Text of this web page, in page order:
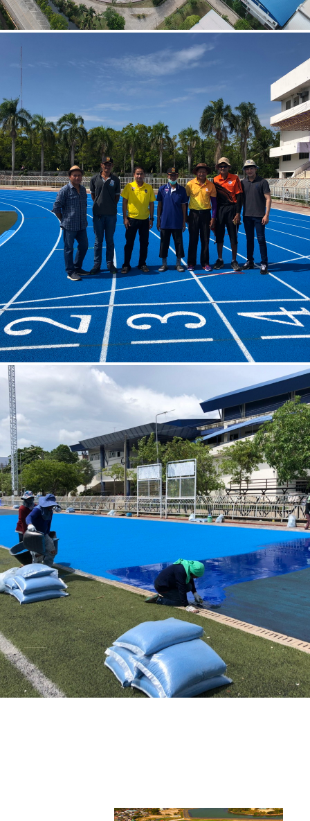
โรงเรียนกีฬาสุพรรณบุรี
โรงเรียนกีฬาสุพรรณบุรี